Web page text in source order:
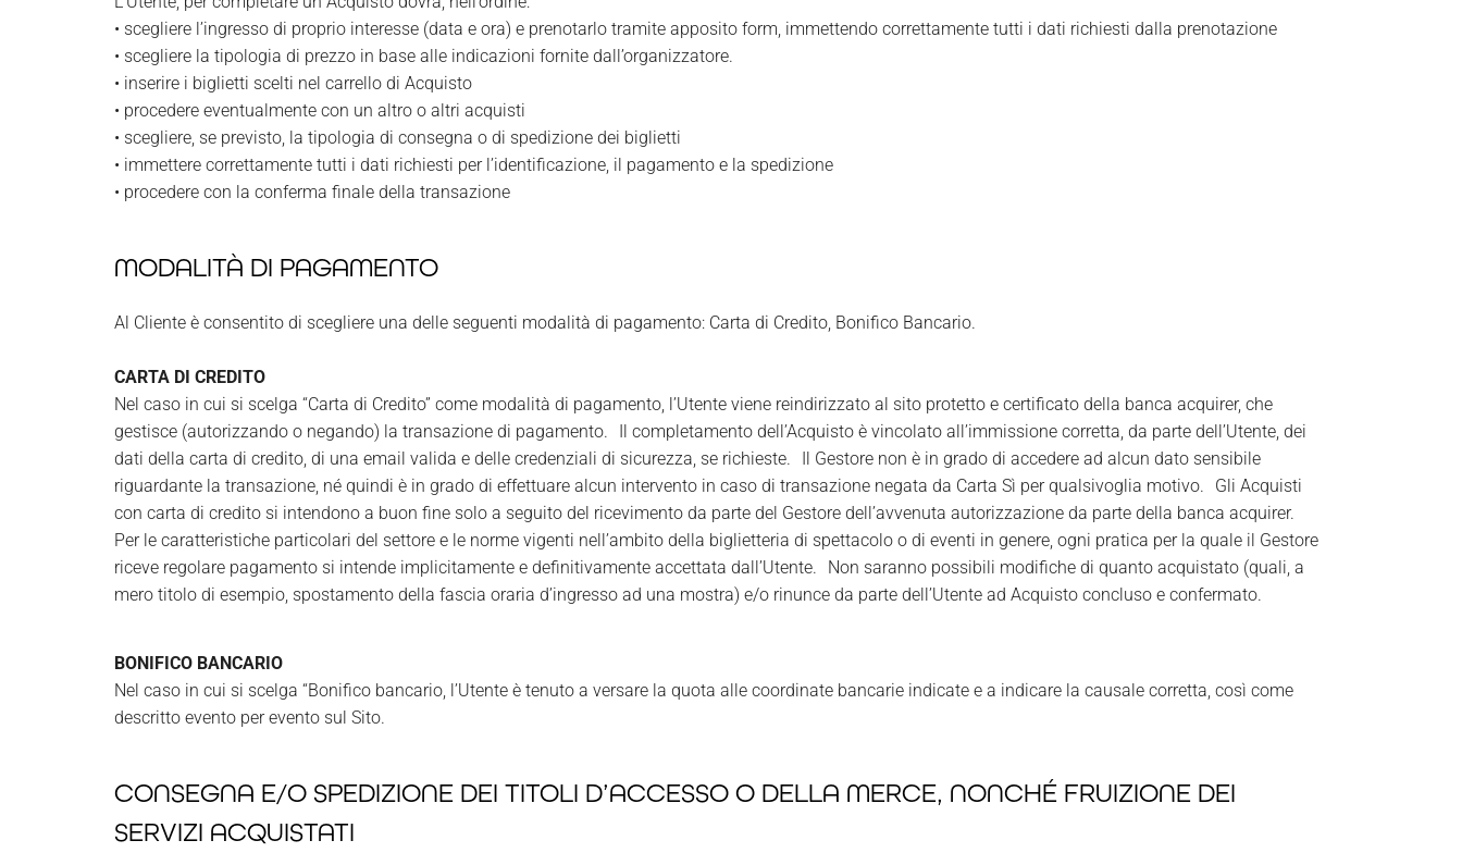
• scegliere l’ingresso di proprio interesse (data e ora) e prenotarlo tramite apposito form, immettendo correttamente tutti i dati richiesti dalla prenotazione
• scegliere la tipologia di prezzo in base alle indicazioni fornite dall’organizzatore.
• inserire i biglietti scelti nel carrello di Acquisto
• procedere eventualmente con un altro o altri acquisti
• scegliere, se previsto, la tipologia di consegna o di spedizione dei biglietti
• immettere correttamente tutti i dati richiesti per l’identificazione, il pagamento e la spedizione
• procedere con la conferma finale della transazione
MODALITÀ DI PAGAMENTO
Al Cliente è consentito di scegliere una delle seguenti modalità di pagamento: Carta di Credito, Bonifico Bancario.
CARTA DI CREDITO
Nel caso in cui si scelga “Carta di Credito” come modalità di pagamento, l’Utente viene reindirizzato al sito protetto e certificato della banca acquirer, che
gestisce (autorizzando o negando) la transazione di pagamento. Il completamento dell’Acquisto è vincolato all’immissione corretta, da parte dell’Utente, dei
dati della carta di credito, di una email valida e delle credenziali di sicurezza, se richieste. Il Gestore non è in grado di accedere ad alcun dato sensibile
riguardante la transazione, né quindi è in grado di effettuare alcun intervento in caso di transazione negata da Carta Sì per qualsivoglia motivo. Gli Acquisti
con carta di credito si intendono a buon fine solo a seguito del ricevimento da parte del Gestore dell’avvenuta autorizzazione da parte della banca acquirer.
Per le caratteristiche particolari del settore e le norme vigenti nell’ambito della biglietteria di spettacolo o di eventi in genere, ogni pratica per la quale il Gestore
riceve regolare pagamento si intende implicitamente e definitivamente accettata dall’Utente. Non saranno possibili modifiche di quanto acquistato (quali, a
mero titolo di esempio, spostamento della fascia oraria d’ingresso ad una mostra) e/o rinunce da parte dell’Utente ad Acquisto concluso e confermato.
BONIFICO BANCARIO
Nel caso in cui si scelga “Bonifico bancario, l’Utente è tenuto a versare la quota alle coordinate bancarie indicate e a indicare la causale corretta, così come
descritto evento per evento sul Sito.
CONSEGNA E/O SPEDIZIONE DEI TITOLI D’ACCESSO O DELLA MERCE, NONCHÉ FRUIZIONE DEI
SERVIZI ACQUISTATI